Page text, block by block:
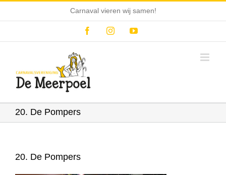
Carnaval vieren wij samen!
FacebookInstagramYouTube
20. De Pompers
20. De Pompers